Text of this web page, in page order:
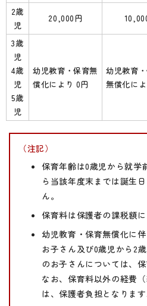
2歳
児
20,000円
3歳
児
4歳
児
5歳
児
幼児教育・保育無
償化により 0円
幼児教育
無償化に
（注記）
保育年齢は0歳児から就学
ら当該年度末までは誕生
ん。
保育料は保護者の課税額に
幼児教育・保育無償化に
お子さん及び0歳児から2
のお子さんについては、
なお、保育料以外の経費
は、保護者負担となります